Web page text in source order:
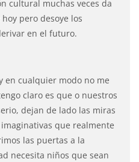
cultural muchas veces da
pero desoye los
en el futuro.
en cualquier modo no me
claro es que o nuestros
dejan de lado las miras
que realmente
las puertas a la
necesita niños que sean